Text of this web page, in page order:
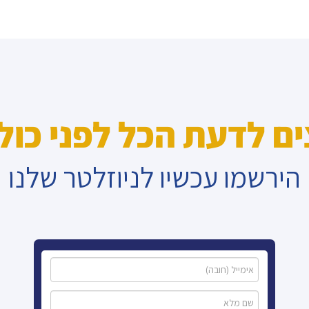
לדעת הכל לפני
הירשמו עכשיו לניוזלטר שלנו